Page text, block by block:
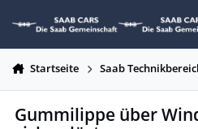
Startseite Saab
Gummilippe über